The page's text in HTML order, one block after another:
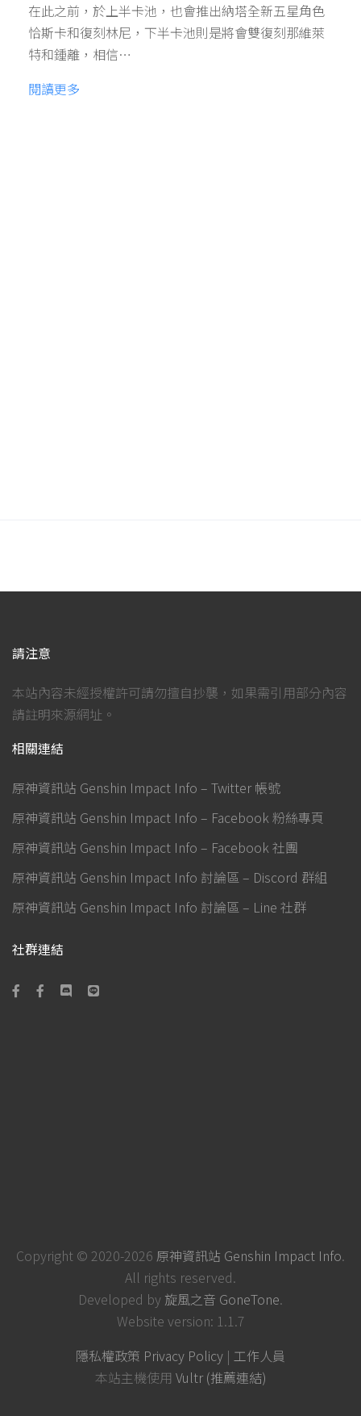
在此之前，於上半卡池，也會推出納塔全新五星角色
恰斯卡和復刻林尼，下半卡池則是將會雙復刻那維萊
特和鍾離，相信…
閱讀更多
請注意
本站內容未經授權許可請勿擅自抄襲，如果需引用部分內容
請註明來源網址。
相關連結
原神資訊站 Genshin Impact Info – Twitter 帳號
原神資訊站 Genshin Impact Info – Facebook 粉絲專頁
原神資訊站 Genshin Impact Info – Facebook 社團
原神資訊站 Genshin Impact Info 討論區 – Discord 群組
原神資訊站 Genshin Impact Info 討論區 – Line 社群
社群連結
Copyright © 2020-2026 原神資訊站 Genshin Impact Info.
All rights reserved.
Developed by 旋風之音 GoneTone.
Website version: 1.1.7
隱私權政策 Privacy Policy | 工作人員
本站主機使用 Vultr (推薦連結)